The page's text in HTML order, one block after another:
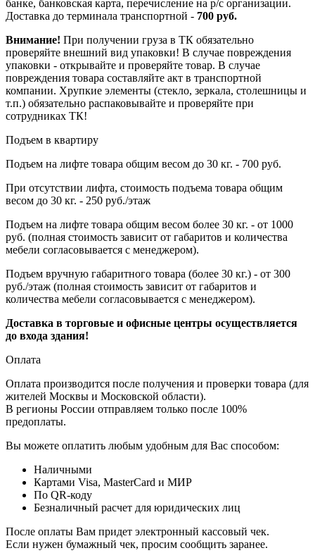
банке, банковская карта, перечисление на р/с организации.
Доставка до терминала транспортной - 700 руб.
Внимание! При получении груза в ТК обязательно
проверяйте внешний вид упаковки! В случае повреждения
упаковки - открывайте и проверяйте товар. В случае
повреждения товара составляйте акт в транспортной
компании. Хрупкие элементы (стекло, зеркала, столешницы и
т.п.) обязательно распаковывайте и проверяйте при
сотрудниках ТК!
Подъем в квартиру
Подъем на лифте товара общим весом до 30 кг. - 700 руб.
При отсутствии лифта, стоимость подъема товара общим
весом до 30 кг. - 250 руб./этаж
Подъем на лифте товара общим весом более 30 кг. - от 1000
руб. (полная стоимость зависит от габаритов и количества
мебели согласовывается с менеджером).
Подъем вручную габаритного товара (более 30 кг.) - от 300
руб./этаж (полная стоимость зависит от габаритов и
количества мебели согласовывается с менеджером).
Доставка в торговые и офисные центры осуществляется
до входа здания!
Оплата
Оплата производится после получения и проверки товара (для
жителей Москвы и Московской области).
В регионы России отправляем только после 100%
предоплаты.
Вы можете оплатить любым удобным для Вас способом:
Наличными
Картами Visa, MasterCard и МИР
По QR-коду
Безналичный расчет для юридических лиц
После оплаты Вам придет электронный кассовый чек.
Если нужен бумажный чек, просим сообщить заранее.